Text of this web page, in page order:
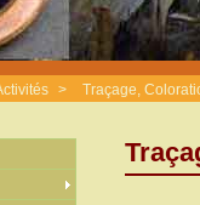
> Traçage,